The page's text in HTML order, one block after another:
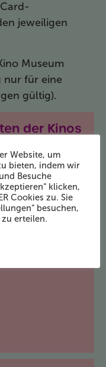
jeweiligen
Museum
nur für eine
gültig).
der Kinos
Brücke
Website, um
bieten, indem wir
Besuche
klicken,
Cookies zu. Sie
besuchen,
erteilen.